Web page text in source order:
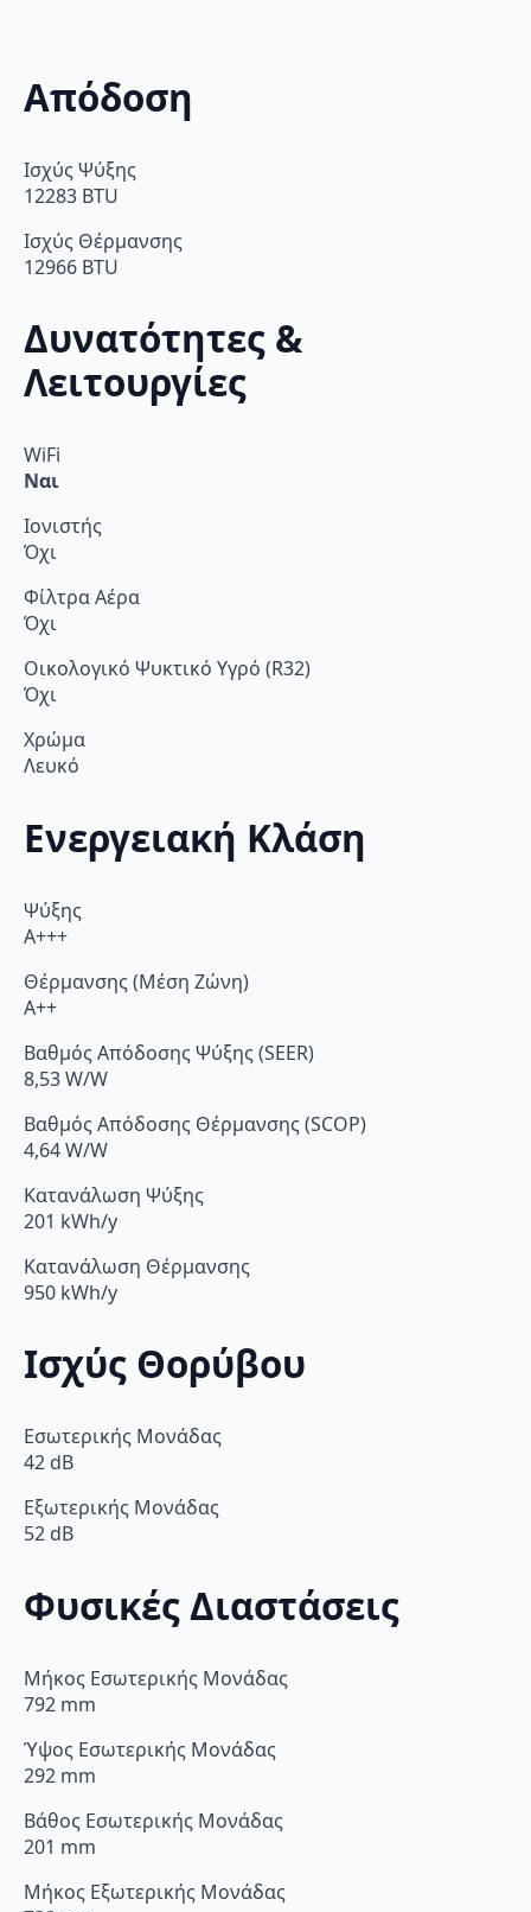
Απόδοση
Ισχύς Ψύξης
12283 BTU
Ισχύς Θέρμανσης
12966 BTU
Δυνατότητες &
Λειτουργίες
WiFi
Ναι
Ιονιστής
Όχι
Φίλτρα Αέρα
Όχι
Οικολογικό Ψυκτικό Υγρό (R32)
Όχι
Χρώμα
Λευκό
Ενεργειακή Κλάση
Ψύξης
A+++
Θέρμανσης (Μέση Ζώνη)
A++
Βαθμός Απόδοσης Ψύξης (SEER)
8,53 W/W
Βαθμός Απόδοσης Θέρμανσης (SCOP)
4,64 W/W
Κατανάλωση Ψύξης
201 kWh/y
Κατανάλωση Θέρμανσης
950 kWh/y
Ισχύς Θορύβου
Εσωτερικής Μονάδας
42 dB
Εξωτερικής Μονάδας
52 dB
Φυσικές Διαστάσεις
Μήκος Εσωτερικής Μονάδας
792 mm
Ύψος Εσωτερικής Μονάδας
292 mm
Βάθος Εσωτερικής Μονάδας
201 mm
Μήκος Εξωτερικής Μονάδας